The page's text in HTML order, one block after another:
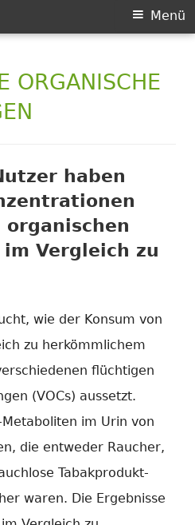
Menü
ORGANISCHE
haben
Vergleich zu
wie der Konsum von
zu herkömmlichem
flüchtigen
(VOCs) aussetzt.
im Urin von
die entweder Raucher,
Tabakprodukt-
waren. Die Ergebnisse